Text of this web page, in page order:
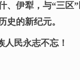
伊犁，与“三区
的新纪元。
民永志不忘！